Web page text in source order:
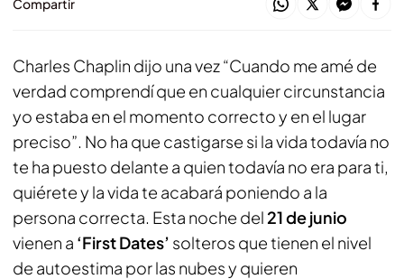
Compartir
Charles Chaplin dijo una vez “Cuando me amé de
verdad comprendí que en cualquier circunstancia
yo estaba en el momento correcto y en el lugar
preciso”. No ha que castigarse si la vida todavía no
te ha puesto delante a quien todavía no era para ti,
quiérete y la vida te acabará poniendo a la
persona correcta. Esta noche del 21 de junio
vienen a ‘First Dates’ solteros que tienen el nivel
de autoestima por las nubes y quieren